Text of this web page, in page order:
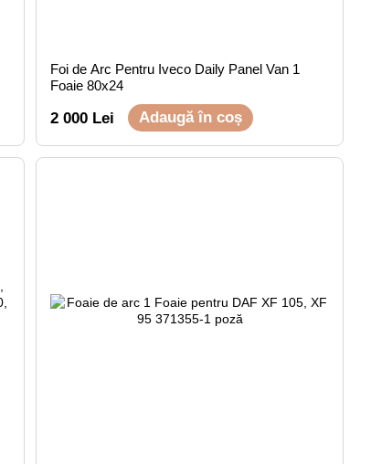
Foi de Arc Pentru Iveco Daily Panel Van 1
Foaie 80x24
2 000 Lei Adaugă în coș